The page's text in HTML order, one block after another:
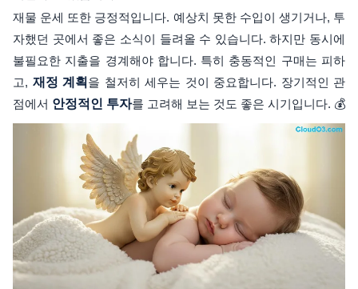
재물 운세 또한 긍정적입니다. 예상치 못한 수입이 생기거나, 투
자했던 곳에서 좋은 소식이 들려올 수 있습니다. 하지만 동시에
불필요한 지출을 경계해야 합니다. 특히 충동적인 구매는 피하
고, 재정 계획 을 철저히 세우는 것이 중요합니다. 장기적인 관
점에서 안정적인 투자를 고려해 보는 것도 좋은 시기입니다. 💰